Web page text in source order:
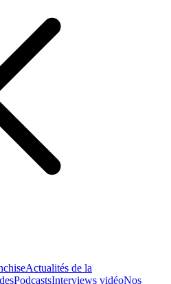
Actualités de la
PodcastsInterviews vidéoNos